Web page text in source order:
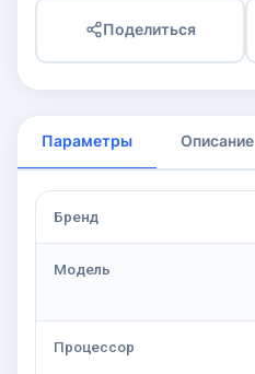
Поделиться
Параметры Описание
Бренд
Модель
Процессор